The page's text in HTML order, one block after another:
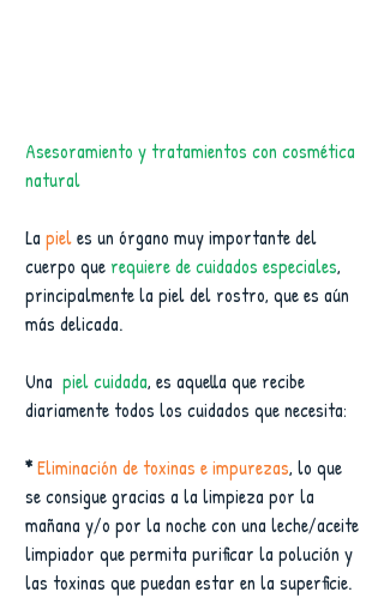
Asesoramiento y tratamientos con cosmética
natural
La piel es un órgano muy importante del
cuerpo que requiere de cuidados especiales,
principalmente la piel del rostro, que es aún
más delicada.
Una piel cuidada, es aquella que recibe
diariamente todos los cuidados que necesita:
* Eliminación de toxinas e impurezas, lo que
se consigue gracias a la limpieza por la
mañana y/o por la noche con una leche/aceite
limpiador que permita purificar la polución y
las toxinas que puedan estar en la superficie.